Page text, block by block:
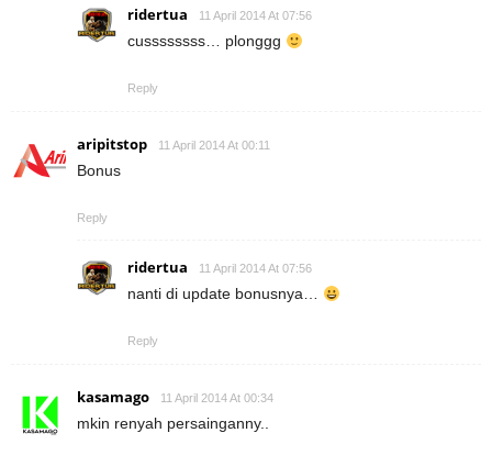
ridertua 11 April 2014 At 07:56
cussssssss… plonggg
Reply
aripitstop 11 April 2014 At 00:11
Bonus
Reply
ridertua 11 April 2014 At 07:56
nanti di update bonusnya…
Reply
kasamago 11 April 2014 At 00:34
mkin renyah persainganny..